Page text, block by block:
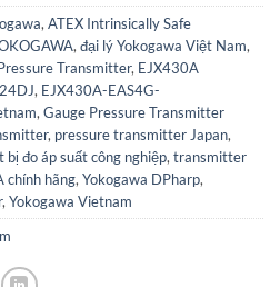
,ATEX Intrinsically Safe
,đại lý Yokogawa Việt Nam,
Transmitter, EJX430A
, EJX430A-EAS4G-
,Gauge Pressure Transmitter
, pressure transmitter Japan,
bị đo áp suất công nghiệp,transmitter
chính hãng,Yokogawa DPharp,
,Yokogawa Vietnam